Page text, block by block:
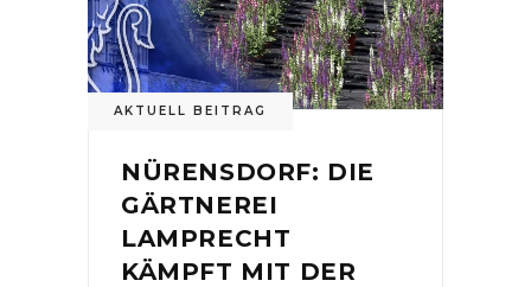
AKTUELL BEITRAG
NÜRENSDORF: DIE
GÄRTNEREI
LAMPRECHT
KÄMPFT MIT DER